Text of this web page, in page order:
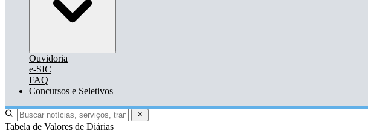
Ouvidoria
e-SIC
FAQ
Concursos e Seletivos
Tabela de Valores de Diárias